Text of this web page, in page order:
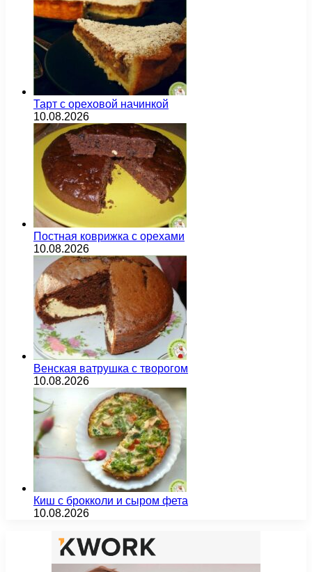
Тарт с ореховой начинкой
10.08.2026
Постная коврижка с орехами
10.08.2026
Венская ватрушка с творогом
10.08.2026
Киш с брокколи и сыром фета
10.08.2026